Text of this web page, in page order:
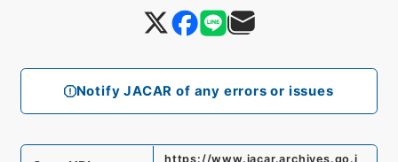
Notify JACAR of any errors or issues
https://www.jacar.archives.go.j